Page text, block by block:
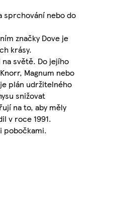
sprchování nebo do
značky Dove je
krásy.
světě. Do jejího
Magnum nebo
plán udržitelného
snižovat
na to, aby měly
v roce 1991.
pobočkami.